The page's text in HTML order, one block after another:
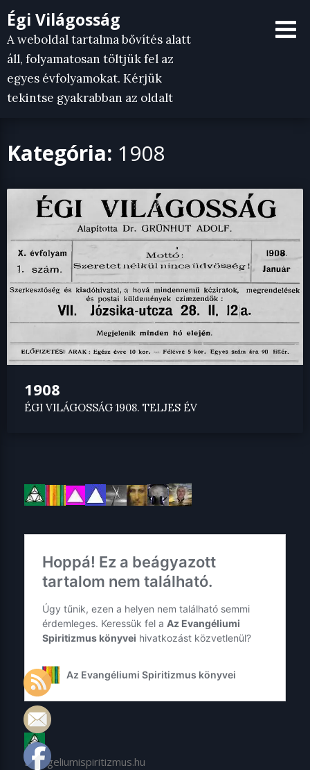
Skip
to
content
Égi Világosság
A weboldal tartalma bővítés alatt
áll, folyamatosan töltjük fel az
egyes évfolyamokat. Kérjük
tekintse gyakrabban az oldalt
Kategória: 1908
1908
ÉGI VILÁGOSSÁG 1908. TELJES ÉV
Evangeliumispiritizmus.hu